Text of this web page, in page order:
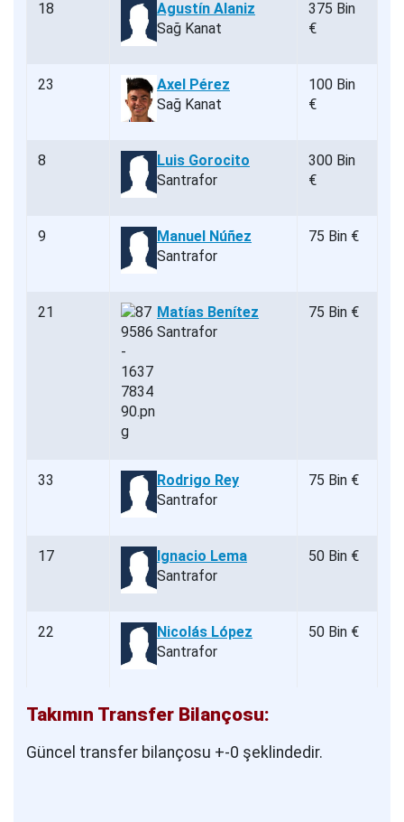
18
Agustín Alaniz
Sağ Kanat
375 Bin
€
23
Axel Pérez
Sağ Kanat
100 Bin
€
8
Luis Gorocito
Santrafor
300 Bin
€
9
Manuel Núñez
Santrafor
75 Bin €
21
Matías Benítez
Santrafor
75 Bin €
33
Rodrigo Rey
Santrafor
75 Bin €
17
Ignacio Lema
Santrafor
50 Bin €
22
Nicolás López
Santrafor
50 Bin €
Takımın Transfer Bilançosu:
Güncel transfer bilançosu +-0 şeklindedir.